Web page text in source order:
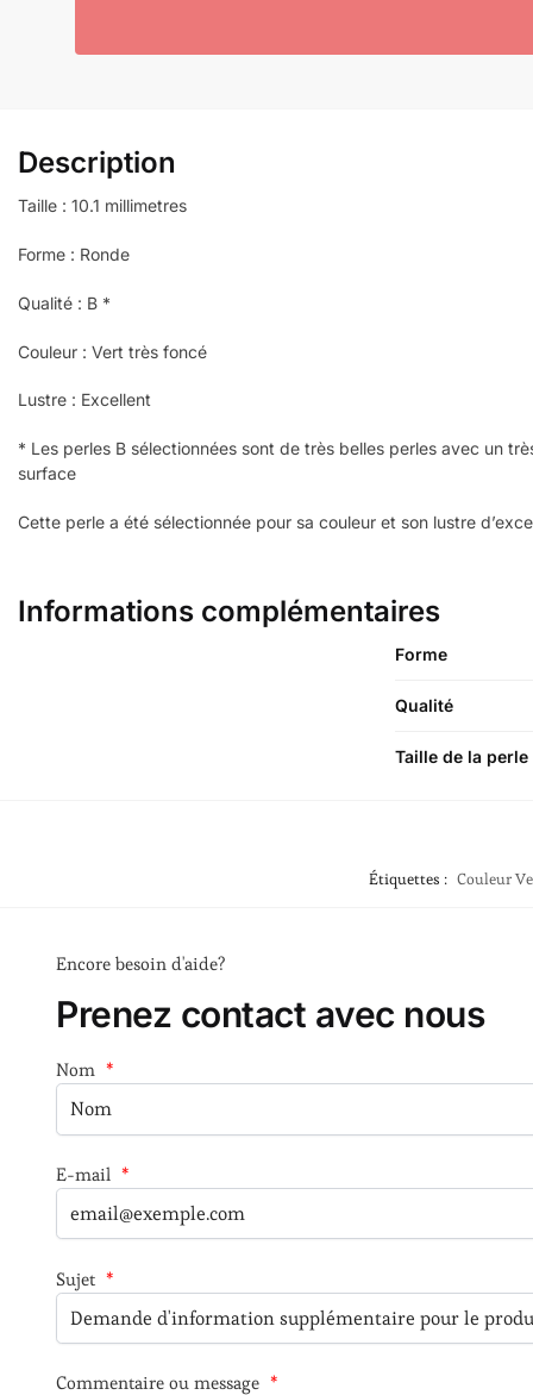
Description
Taille : 10.1 millimetres
Forme : Ronde
Qualité : B *
Couleur : Vert très foncé
Lustre : Excellent
* Les perles B sélectionnées sont de très belles perles avec un
surface
Cette perle a été sélectionnée pour sa couleur et son lustre
Informations complémentaires
Forme
Qualité
Taille de la perle
Étiquettes : Couleur
Encore besoin d'aide?
Prenez contact avec nous
Nom *
E-mail *
Sujet *
Commentaire ou message *